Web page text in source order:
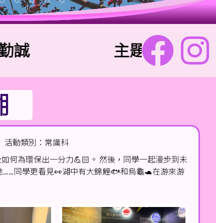
主題金句：「兩
活動類別：常識科
何為環保出一分力💪🏻。 然後，同學一起漫步到未
……同學更看見👀湖中有大錦鯉🐟和烏龜🐢在游來游